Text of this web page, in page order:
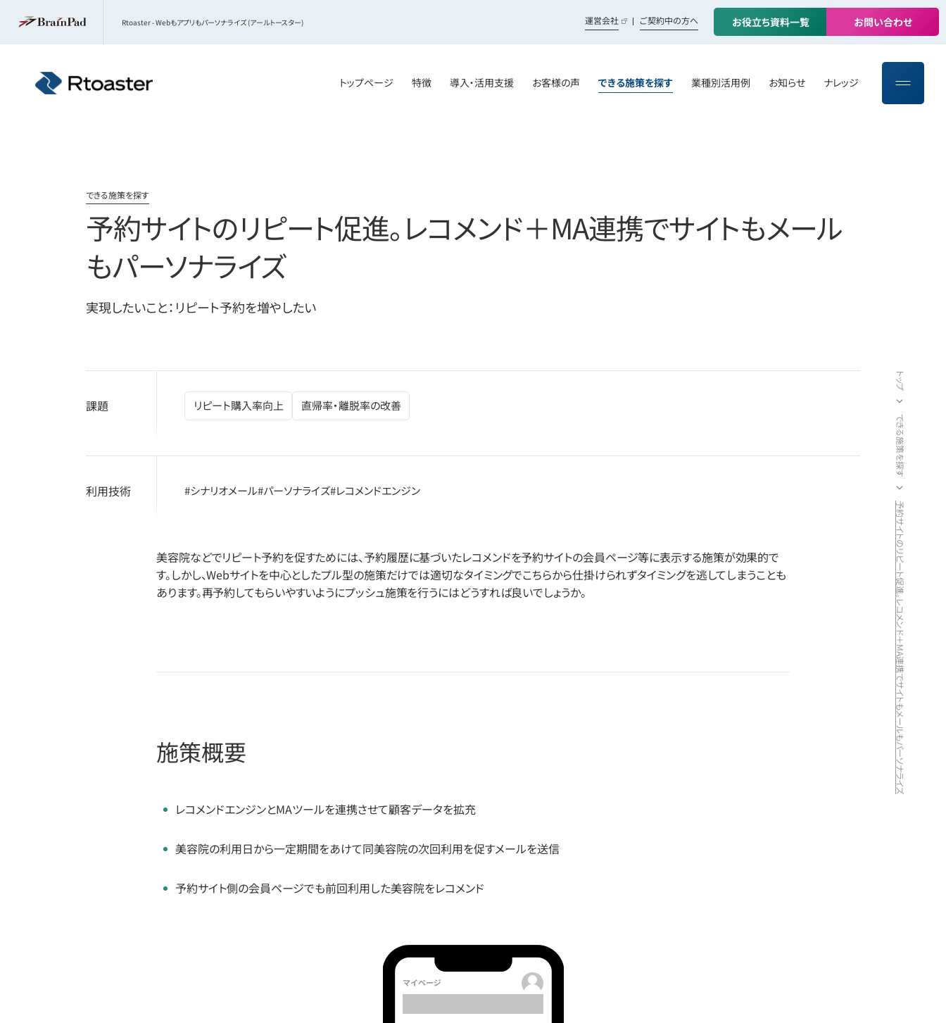
Rtoaster - Webもアプリもパーソナライズ (アールトースター) 運営会社 ご契約中の方へ お役立ち資料一覧 お問い合わせ
トップページ 特徴 導入・活用支援 お客様の声 できる施策を探す 業種別活用例 お知らせ ナレッジ
できる施策を探す
予約サイトのリピート促進。レコメンド＋MA連携でサイトもメール
もパーソナライズ
実現したいこと：リピート予約を増やしたい
トップ
できる施策を探す
予約サイトのリピート促進。レコメンド＋MA連携でサイトもメールもパーソナライズ
課題 リピート購入率向上 直帰率・離脱率の改善
利用技術 #シナリオメール#パーソナライズ#レコメンドエンジン
美容院などでリピート予約を促すためには、予約履歴に基づいたレコメンドを予約サイトの会員ページ等に表示する施策が効果的で
す。しかし、Webサイトを中心としたプル型の施策だけでは適切なタイミングでこちらから仕掛けられずタイミングを逃してしまうことも
あります。再予約してもらいやすいようにプッシュ施策を行うにはどうすれば良いでしょうか。
施策概要
レコメンドエンジンとMAツールを連携させて顧客データを拡充
美容院の利用日から一定期間をあけて同美容院の次回利用を促すメールを送信
予約サイト側の会員ページでも前回利用した美容院をレコメンド